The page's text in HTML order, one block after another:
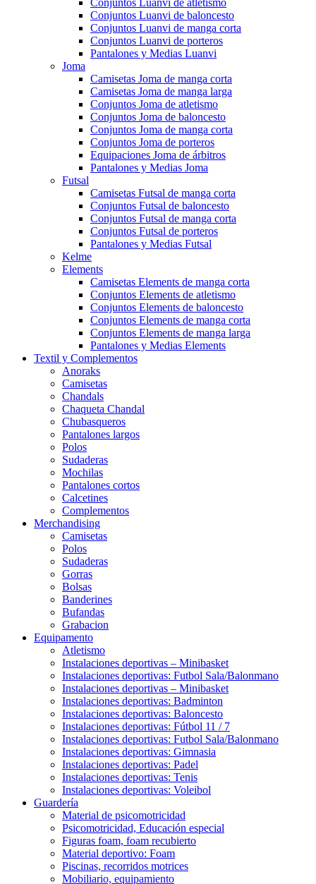
Conjuntos Luanvi de atletismo
Conjuntos Luanvi de baloncesto
Conjuntos Luanvi de manga corta
Conjuntos Luanvi de porteros
Pantalones y Medias Luanvi
Joma
Camisetas Joma de manga corta
Camisetas Joma de manga larga
Conjuntos Joma de atletismo
Conjuntos Joma de baloncesto
Conjuntos Joma de manga corta
Conjuntos Joma de porteros
Equipaciones Joma de árbitros
Pantalones y Medias Joma
Futsal
Camisetas Futsal de manga corta
Conjuntos Futsal de baloncesto
Conjuntos Futsal de manga corta
Conjuntos Futsal de porteros
Pantalones y Medias Futsal
Kelme
Elements
Camisetas Elements de manga corta
Conjuntos Elements de atletismo
Conjuntos Elements de baloncesto
Conjuntos Elements de manga corta
Conjuntos Elements de manga larga
Pantalones y Medias Elements
Textil y Complementos
Anoraks
Camisetas
Chandals
Chaqueta Chandal
Chubasqueros
Pantalones largos
Polos
Sudaderas
Mochilas
Pantalones cortos
Calcetines
Complementos
Merchandising
Camisetas
Polos
Sudaderas
Gorras
Bolsas
Banderines
Bufandas
Grabacion
Equipamento
Atletismo
Instalaciones deportivas – Minibasket
Instalaciones deportivas: Futbol Sala/Balonmano
Instalaciones deportivas – Minibasket
Instalaciones deportivas: Badminton
Instalaciones deportivas: Baloncesto
Instalaciones deportivas: Fútbol 11 / 7
Instalaciones deportivas: Futbol Sala/Balonmano
Instalaciones deportivas: Gimnasia
Instalaciones deportivas: Padel
Instalaciones deportivas: Tenis
Instalaciones deportivas: Voleibol
Guardería
Material de psicomotricidad
Psicomotricidad, Educación especial
Figuras foam, foam recubierto
Material deportivo: Foam
Piscinas, recorridos motrices
Mobiliario, equipamiento